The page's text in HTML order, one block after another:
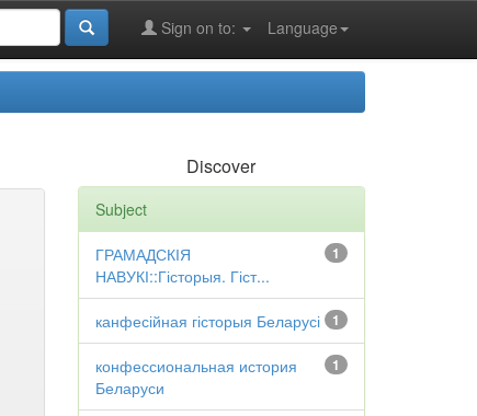
Language
Sign on to:
Discover
Subject
1
ГРАМАДСКІЯ
НАВУКІ::Гісторыя. Гіст...
1
канфесійная гісторыя Беларусі
1
конфессиональная история
Беларуси